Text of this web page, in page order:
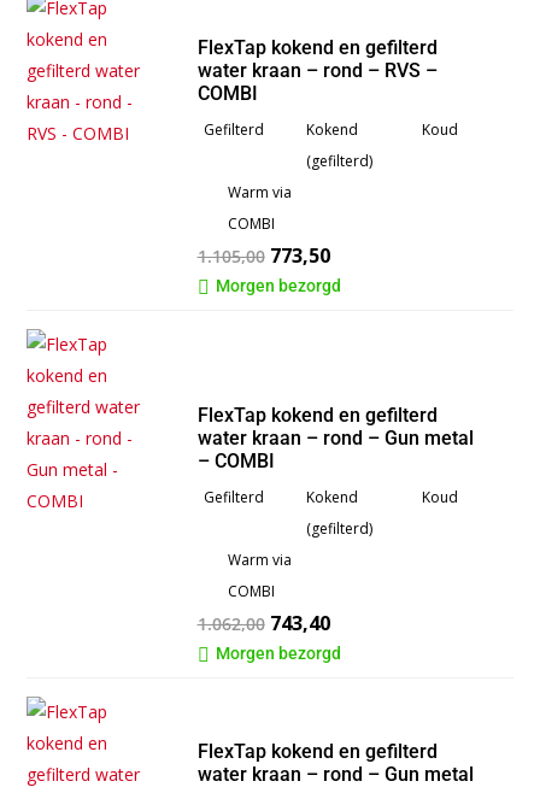
FlexTap kokend en gefilterd
water kraan – rond – RVS –
COMBI
Gefilterd
Kokend
(gefilterd)
Koud
Warm via
COMBI
1.105,00 773,50
 Morgen bezorgd
FlexTap kokend en gefilterd
water kraan – rond – Gun metal
– COMBI
Gefilterd
Kokend
(gefilterd)
Koud
Warm via
COMBI
1.062,00 743,40
 Morgen bezorgd
FlexTap kokend en gefilterd
water kraan – rond – Gun metal